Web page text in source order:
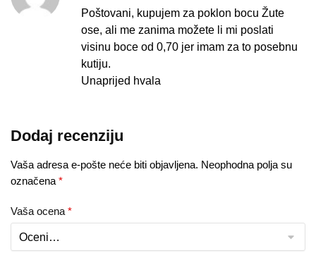
Poštovani, kupujem za poklon bocu Žute
ose, ali me zanima možete li mi poslati
visinu boce od 0,70 jer imam za to posebnu
kutiju.
Unaprijed hvala
Dodaj recenziju
Vaša adresa e-pošte neće biti objavljena. Neophodna polja su
označena*
Vaša ocena *